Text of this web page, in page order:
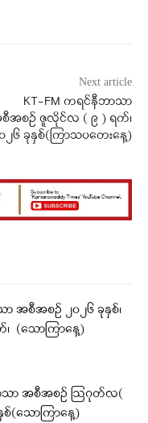
Next article
KT-FM ကရင်နီဘာသာ
အစဉ် ဇူလိုင်လ ( ၉ ) ရက်၊
၂၆ ခုနှစ်(ကြာသပတေးနေ့)
ာ အစီအစဉ် ၂၀၂၆ ခုနှစ်၊
(သောကြာနေ့)
ာသာ အစီအစဉ် ဩဂုတ်လ(
(သောကြာနေ့)